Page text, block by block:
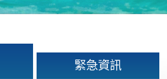
緊急資訊